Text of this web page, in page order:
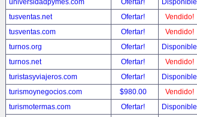
universidadpymes.com
Ofertar!
Disponible
tusventas.net
Ofertar!
Vendido!
tusventas.com
Ofertar!
Vendido!
turnos.org
Ofertar!
Disponible
turnos.net
Ofertar!
Vendido!
turistasyviajeros.com
Ofertar!
Disponible
turismoynegocios.com
$980.00
Vendido!
turismotermas.com
Ofertar!
Disponible